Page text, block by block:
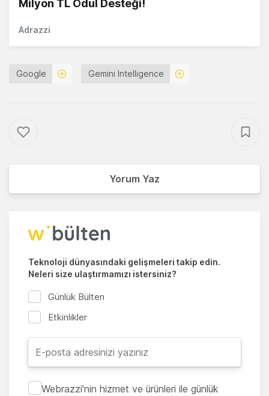
Milyon TL Ödül Desteği!
Adrazzi
Google Gemini Intelligence
Yorum Yaz
Teknoloji dünyasındaki gelişmeleri takip edin.
Neleri size ulaştırmamızı istersiniz?
Günlük Bülten
Etkinlikler
Webrazzi'nin hizmet ve ürünleri ile günlük